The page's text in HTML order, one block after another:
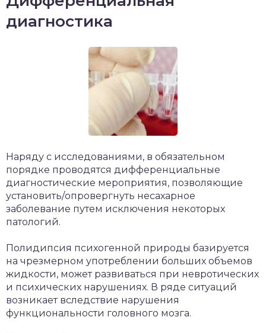
диагностика
Наряду с исследованиями, в обязательном
порядке проводятся дифференциальные
диагностические мероприятия, позволяющие
установить/опровергнуть несахарное
заболевание путем исключения некоторых
патологий.
Полидипсия психогенной природы базируется
на чрезмерном употреблении больших объемов
жидкости, может развиваться при невротических
и психических нарушениях. В ряде ситуаций
возникает вследствие нарушения
функциональности головного мозга.